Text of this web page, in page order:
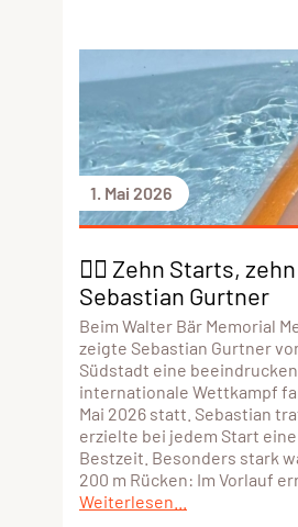
1. Mai 2026
🏊‍♂️ Zehn Starts,
Sebastian Gurtner
Beim Walter Bär Memorial
zeigte Sebastian Gurtner
Südstadt eine
internationale Wettkampf
Mai 2026 statt. Sebastian
erzielte bei jedem Start
Bestzeit. Besonders stark
200 m Rücken: Im Vorlauf
Weiterlesen...